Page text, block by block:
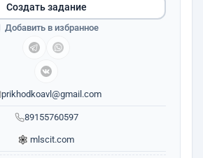
89155760597
prikhodkoavl@gmail.com
mlscit.com
Создать задание
Добавить в избранное